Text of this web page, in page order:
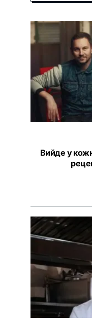
Вийде у